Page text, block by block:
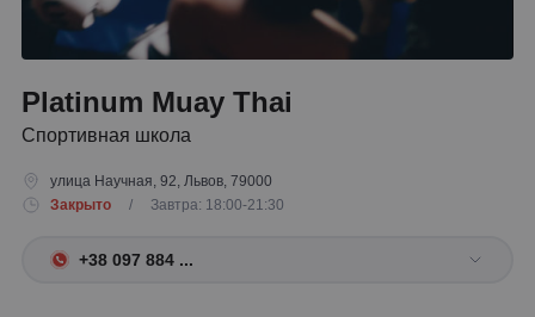
Platinum Muay Thai
Спортивная школа
улица Научная, 92, Львов, 79000
Закрыто
/ Завтра: 18:00-21:30
+38 097 884 ...